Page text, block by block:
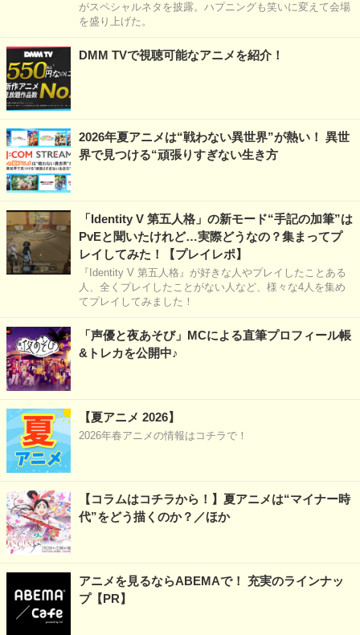
がスペシャルネタを披露。ハプニングも笑いに変えて会場
を盛り上げた。
DMM TVで視聴可能なアニメを紹介！
2026年夏アニメは“戦わない異世界”が熱い！ 異世
界で見つける“頑張りすぎない生き方
「Identity V 第五人格」の新モード“手記の加筆”は
PvEと聞いたけれど…実際どうなの？集まってプ
レイしてみた！【プレイレポ】
『Identity V 第五人格』が好きな人やプレイしたことある
人、全くプレイしたことがない人など、様々な4人を集め
てプレイしてみました！
「声優と夜あそび」MCによる直筆プロフィール帳
&トレカを公開中♪
【夏アニメ 2026】
2026年春アニメの情報はコチラで！
【コラムはコチラから！】夏アニメは“マイナー時
代”をどう描くのか？／ほか
アニメを見るならABEMAで！ 充実のラインナッ
プ【PR】